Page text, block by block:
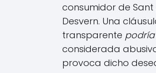
consumidor de Sant
Desvern. Una
transparente podría
considerada
provoca dicho